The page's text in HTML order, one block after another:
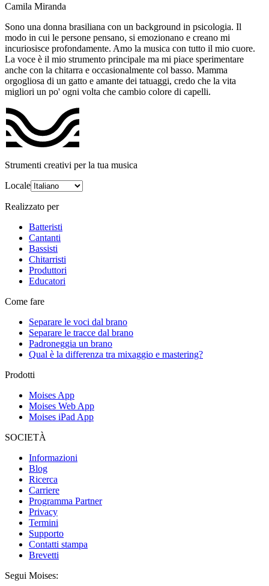
Camila Miranda
Sono una donna brasiliana con un background in psicologia. Il
modo in cui le persone pensano, si emozionano e creano mi
incuriosisce profondamente. Amo la musica con tutto il mio cuore.
La voce è il mio strumento principale ma mi piace sperimentare
anche con la chitarra e occasionalmente col basso. Mamma
orgogliosa di un gatto e amante dei tatuaggi, credo che la vita
migliori un po' ogni volta che cambio colore di capelli.
Strumenti creativi per la tua musica
Locale
Realizzato per
Batteristi
Cantanti
Bassisti
Chitarristi
Produttori
Educatori
Come fare
Separare le voci dal brano
Separare le tracce dal brano
Padroneggia un brano
Qual è la differenza tra mixaggio e mastering?
Prodotti
Moises App
Moises Web App
Moises iPad App
SOCIETÀ
Informazioni
Blog
Ricerca
Carriere
Programma Partner
Privacy
Termini
Supporto
Contatti stampa
Brevetti
Segui Moises: